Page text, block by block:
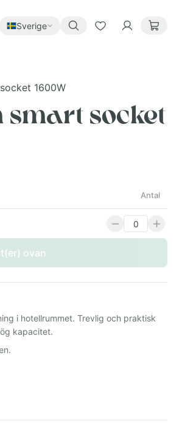
Sverige
1600W
socket
Antal
ovan
i hotellrummet. Trevlig och praktisk
kapacitet.